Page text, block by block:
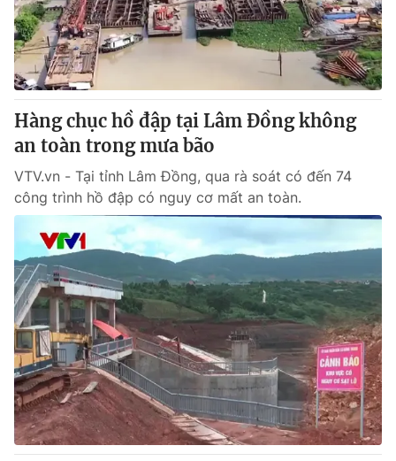
Hàng chục hồ đập tại Lâm Đồng không
an toàn trong mưa bão
VTV.vn - Tại tỉnh Lâm Đồng, qua rà soát có đến 74
công trình hồ đập có nguy cơ mất an toàn.